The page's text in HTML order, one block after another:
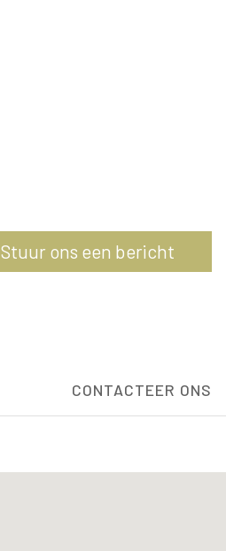
Stuur ons een bericht
CONTACTEER ONS